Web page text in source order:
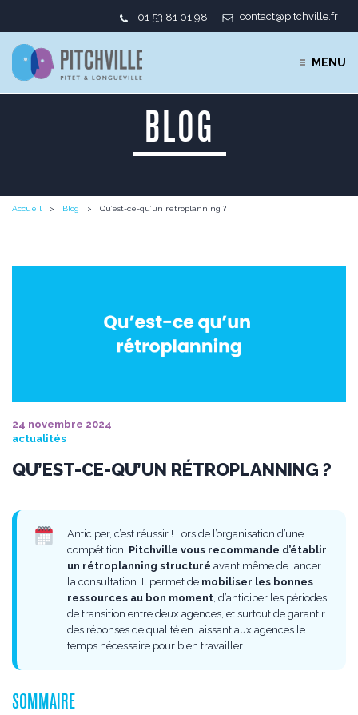
01 53 81 01 98 contact@pitchville.fr
MENU
BLOG
Accueil Blog Qu’est-ce-qu’un rétroplanning ?
24 novembre 2024
actualités
QU’EST-CE-QU’UN RÉTROPLANNING ?
Anticiper, c’est réussir ! Lors de l’organisation d’une
compétition, Pitchville vous recommande d’établir
un rétroplanning structuré avant même de lancer
la consultation. Il permet de mobiliser les bonnes
ressources au bon moment, d’anticiper les périodes
de transition entre deux agences, et surtout de garantir
des réponses de qualité en laissant aux agences le
temps nécessaire pour bien travailler.
SOMMAIRE